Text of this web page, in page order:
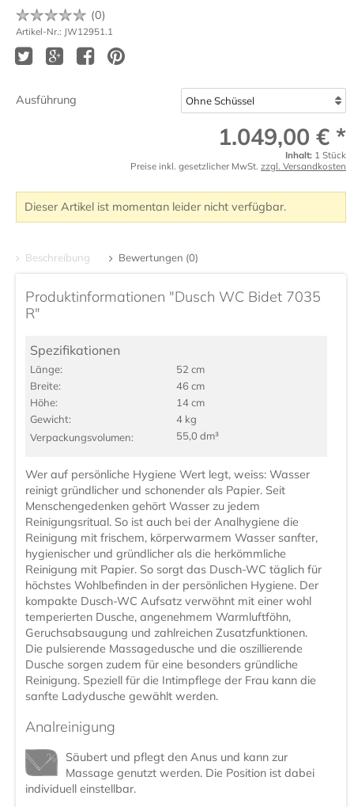
(0)
Artikel-Nr.: JW12951.1
Ausführung
1.049,00 € *
Inhalt: 1 Stück
Preise inkl. gesetzlicher MwSt. zzgl. Versandkosten
Dieser Artikel ist momentan leider nicht verfügbar.
Beschreibung Bewertungen (0)
Produktinformationen "Dusch WC Bidet 7035
R"
Spezifikationen
Länge:
52 cm
Breite:
46 cm
Höhe:
14 cm
Gewicht:
4 kg
Verpackungs­volumen:
55,0 dm³
Wer auf persönliche Hygiene Wert legt, weiss: Wasser
reinigt gründlicher und schonender als Papier. Seit
Menschengedenken gehört Wasser zu jedem
Reinigungsritual. So ist auch bei der Analhygiene die
Reinigung mit frischem, körperwarmem Wasser sanfter,
hygienischer und gründlicher als die herkömmliche
Reinigung mit Papier. So sorgt das Dusch-WC täglich für
höchstes Wohlbefinden in der persönlichen Hygiene. Der
kompakte Dusch-WC Aufsatz verwöhnt mit einer wohl
temperierten Dusche, angenehmem Warmluftföhn,
Geruchsabsaugung und zahlreichen Zusatzfunktionen.
Die pulsierende Massagedusche und die oszillierende
Dusche sorgen zudem für eine besonders gründliche
Reinigung. Speziell für die Intimpflege der Frau kann die
sanfte Ladydusche gewählt werden.
Analreinigung
Säubert und pflegt den Anus und kann zur
Massage genutzt werden. Die Position ist dabei
individuell einstellbar.